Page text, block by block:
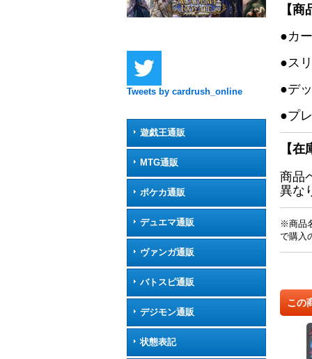
Tweets by cardrush_online
遊戯王通販
MTG通販
ポケカ通販
デュエマ通販
ヴァンガ通販
バトスピ通販
デジモン通販
状態表記
【
●カ
●ス
●デ
●プ
【
商品
異な
※商品
で購入
この